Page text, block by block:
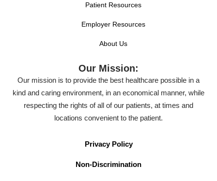
Patient Resources
Employer Resources
About Us
Our Mission:
Our mission is to provide the best healthcare possible in a
kind and caring environment, in an economical manner, while
respecting the rights of all of our patients, at times and
locations convenient to the patient.
Privacy Policy
Non-Discrimination